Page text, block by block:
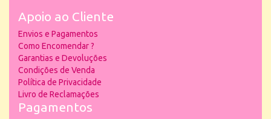
Apoio ao Cliente
Envios e Pagamentos
Como Encomendar ?
Garantias e Devoluções
Condições de Venda
Política de Privacidade
Livro de Reclamações
Pagamentos